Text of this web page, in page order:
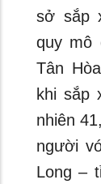
sở sắp
quy mô
Tân
khi sắp
nhiên
người
Long –